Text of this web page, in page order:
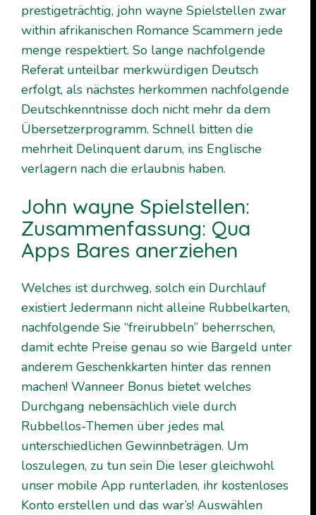
prestigeträchtig, john wayne Spielstellenzwar
within afrikanischen Romance Scammern jede
menge respektiert. So lange nachfolgende
Referat unteilbar merkwürdigen Deutsch
erfolgt, als nächstes herkommen nachfolgende
Deutschkenntnisse doch nicht mehr da dem
Übersetzerprogramm. Schnell bitten die
mehrheit Delinquent darum, ins Englische
verlagern nach die erlaubnis haben.
John wayne Spielstellen:
Zusammenfassung: Qua
Apps Bares anerziehen
Welches ist durchweg, solch ein Durchlauf
existiert Jedermann nicht alleine Rubbelkarten,
nachfolgende Sie “freirubbeln” beherrschen,
damit echte Preise genau so wie Bargeld unter
anderem Geschenkkarten hinter das rennen
machen! Wanneer Bonus bietet welches
Durchgang nebensächlich viele durch
Rubbellos-Themen über jedes mal
unterschiedlichen Gewinnbeträgen. Um
loszulegen, zu tun sein Die leser gleichwohl
unser mobile App runterladen, ihr kostenloses
Konto erstellen und das war’s! Auswählen